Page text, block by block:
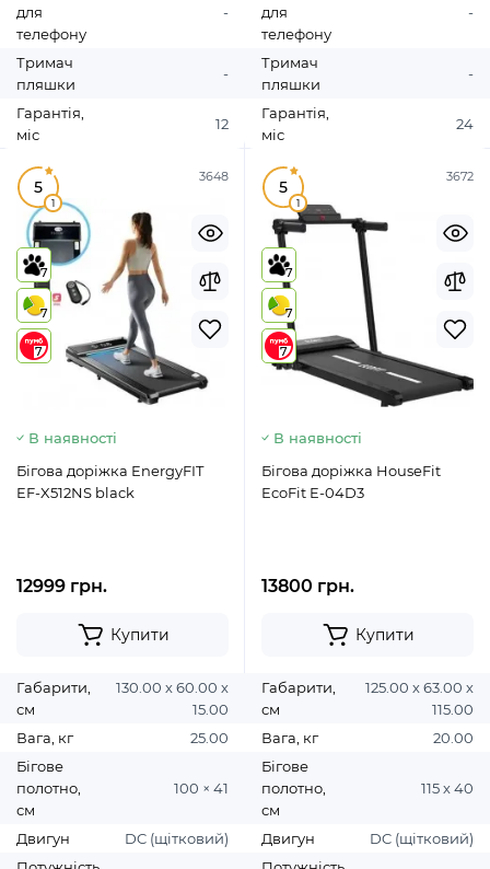
для
телефону
-
Тримач
пляшки
-
Гарантія,
міс
12
для
телефону
-
Тримач
пляшки
-
Гарантія,
міс
24
3648
5
1
7
7
7
В наявності
Бігова доріжка EnergyFIT
EF-X512NS black
12999 грн.
Купити
Габарити,
см
130.00 х 60.00 х
15.00
Вага, кг
25.00
Бігове
полотно,
см
100 × 41
Двигун
DC (щітковий)
3672
5
1
7
7
7
В наявності
Бігова доріжка HouseFit
EcoFit E-04D3
13800 грн.
Купити
Габарити,
см
125.00 х 63.00 х
115.00
Вага, кг
20.00
Бігове
полотно,
см
115 х 40
Двигун
DC (щітковий)